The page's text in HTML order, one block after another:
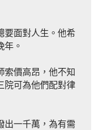
要面對人生。他希
年。
索價高昂，他不知
院可為他們配對律
出一千萬，為有需